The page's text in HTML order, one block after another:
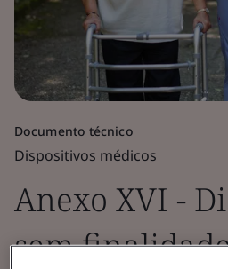
Documento técnico
Dispositivos médicos
Anexo XVI -
sem